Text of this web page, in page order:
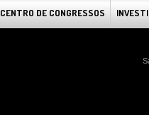
CENTRO DE CONGRESSOS